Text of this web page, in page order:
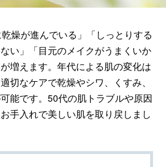
燥が進んでいる」「しっとりする
い」「目元のメイクがうまくいか
増えます。年代による肌の変化は
切なケアで乾燥やシワ、くすみ、
能です。50代の肌トラブルや原因
手入れで美しい肌を取り戻しまし